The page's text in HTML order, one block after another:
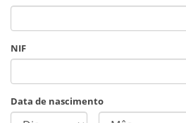
NIF
Data de nascimento